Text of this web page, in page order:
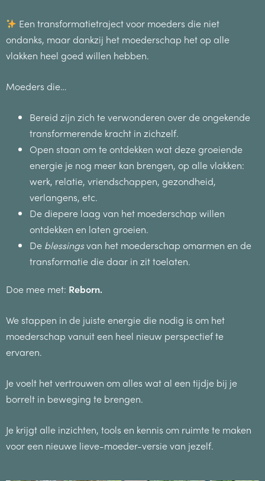
Een transformatietraject voor moeders die niet
ondanks, maar dankzij het moederschap het op alle
vlakken heel goed willen hebben.
Moeders die…
Bereid zijn zich te verwonderen over de ongekende
transformerende kracht in zichzelf.
Open staan om te ontdekken wat deze groeiende
energie je nog meer kan brengen, op alle vlakken:
werk, relatie, vriendschappen, gezondheid,
verlangens, etc.
De diepere laag van het moederschap willen
ontdekken en laten groeien.
De blessingsvan het moederschap omarmen en de
transformatie die daar in zit toelaten.
Doe mee met: Reborn.
We stappen in de juiste energie die nodig is om het
moederschap vanuit een heel nieuw perspectief te
ervaren.
Je voelt het vertrouwen om alles wat al een tijdje bij je
borrelt in beweging te brengen.
Je krijgt alle inzichten, tools en kennis om ruimte te maken
voor een nieuwe lieve-moeder-versie van jezelf.